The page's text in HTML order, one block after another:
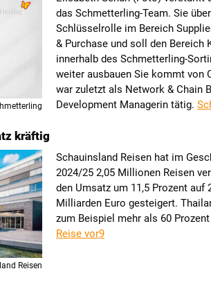
das Schmetterling-Team. Sie
Schlüsselrolle im Bereich
& Purchase und soll den Bereich
innerhalb des Schmetterling-
weiter ausbauen Sie kommt von
war zuletzt als Network & Chain
Development Managerin tätig.
kräftig
Reisen
Schauinsland Reisen hat im
2024/25 2,05 Millionen Reisen
den Umsatz um 11,5 Prozent auf
Milliarden Euro gesteigert.
zum Beispiel mehr als 60
Reise vor9